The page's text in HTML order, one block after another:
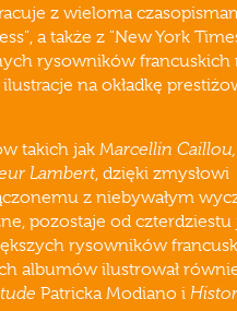
z wieloma
a także z "New York
rysowników francuskich
na okładkę
takich jak Marcellin
Lambert, dzięki zmysłowi
z niebywałym
pozostaje od czterdziestu
rysowników
albumów ilustrował
Patricka Modiano i